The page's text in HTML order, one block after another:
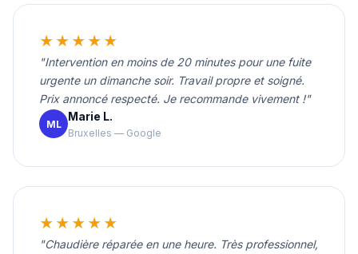
★★★★★
"Intervention en moins de 20 minutes pour une fuite
urgente un dimanche soir. Travail propre et soigné.
Prix annoncé respecté. Je recommande vivement !"
ML
Marie L.
Bruxelles — Google
★★★★★
"Chaudière réparée en une heure. Très professionnel,